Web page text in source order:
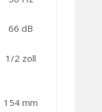
66 dB
1/2 zoll
154 mm